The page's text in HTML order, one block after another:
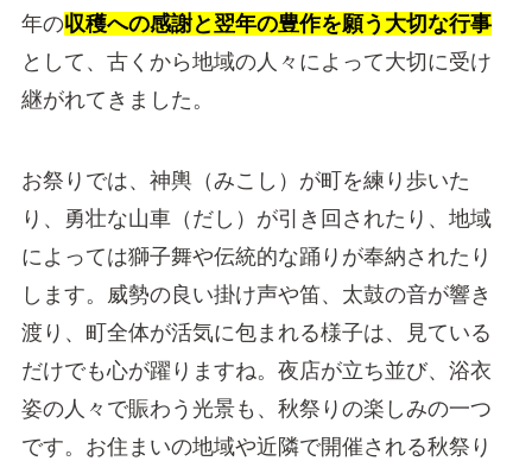
年の収穫への感謝と翌年の豊作を願う大切な行事
として、古くから地域の人々によって大切に受け
継がれてきました。
お祭りでは、神輿（みこし）が町を練り歩いた
り、勇壮な山車（だし）が引き回されたり、地域
によっては獅子舞や伝統的な踊りが奉納されたり
します。威勢の良い掛け声や笛、太鼓の音が響き
渡り、町全体が活気に包まれる様子は、見ている
だけでも心が躍りますね。夜店が立ち並び、浴衣
姿の人々で賑わう光景も、秋祭りの楽しみの一つ
です。お住まいの地域や近隣で開催される秋祭り